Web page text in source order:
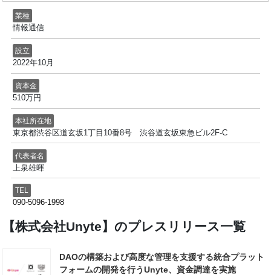
業種
情報通信
設立
2022年10月
資本金
510万円
本社所在地
東京都渋谷区道玄坂1丁目10番8号 渋谷道玄坂東急ビル2F-C
代表者名
上泉雄暉
TEL
090-5096-1998
【株式会社Unyte】のプレスリリース一覧
DAOの構築および高度な管理を支援する統合プラット
フォームの開発を行うUnyte、資金調達を実施